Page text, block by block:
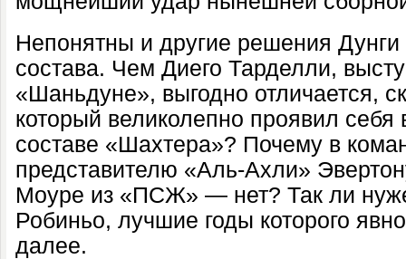
Непонятны и другие решения
состава. Чем Диего Тарделли,
«Шаньдуне», выгодно отличается,
который великолепно проявил себя
составе «Шахтера»? Почему в
представителю «Аль-Ахли»
Моуре из «ПСЖ» — нет? Так ли
Робиньо, лучшие годы которого
далее.